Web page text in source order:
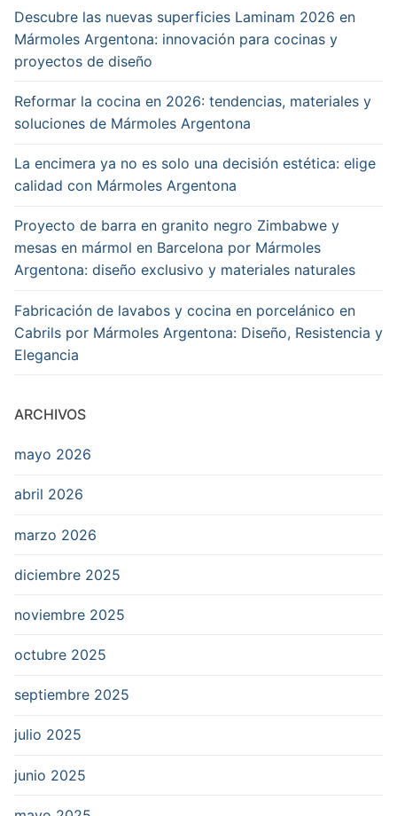
primera
encimerade inducción
100%
Author
cocinaintegral.net
Name
argentona
Publisher
Logo
Descubre las nuevas superficies Laminam 2026 en
Mármoles Argentona: innovación para cocinas y
proyectos de diseño
Reformar la cocina en 2026: tendencias, materiales y
soluciones de Mármoles Argentona
La encimera ya no es solo una decisión estética: elige
calidad con Mármoles Argentona
Proyecto de barra en granito negro Zimbabwe y
mesas en mármol en Barcelona por Mármoles
Argentona: diseño exclusivo y materiales naturales
Fabricación de lavabos y cocina en porcelánico en
Cabrils por Mármoles Argentona: Diseño, Resistencia y
Elegancia
ARCHIVOS
mayo 2026
abril 2026
marzo 2026
diciembre 2025
noviembre 2025
octubre 2025
septiembre 2025
julio 2025
junio 2025